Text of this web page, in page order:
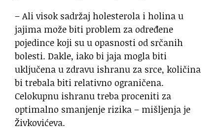
– Ali visok sadržaj holesterola i holina u
jajima može biti problem za određene
pojedince koji su u opasnosti od srčanih
bolesti. Dakle, iako bi jaja mogla biti
uključena u zdravu ishranu za srce, količina
bi trebala biti relativno ograničena.
Celokupnu ishranu treba proceniti za
optimalno smanjenje rizika – mišljenja je
Živkovićeva.